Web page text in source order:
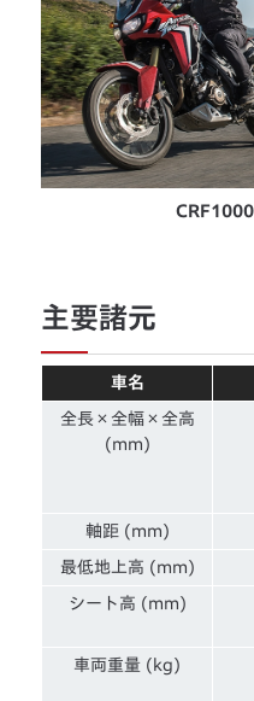
主要諸元
車名
全長×全幅×全高
(mm)
軸距 (mm)
最低地上高 (mm)
シート高 (mm)
車両重量 (kg)